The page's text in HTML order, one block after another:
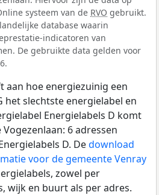
systeem van de RVO gebruikt.
database waarin
indicatoren van
De gebruikte data gelden voor
aan hoe energiezuinig een
het slechtste energielabel en
Energielabels D komt
6 adressen
D. Dedownload
voor de gemeente Venray
zowel per
wijk en buurt als per adres.